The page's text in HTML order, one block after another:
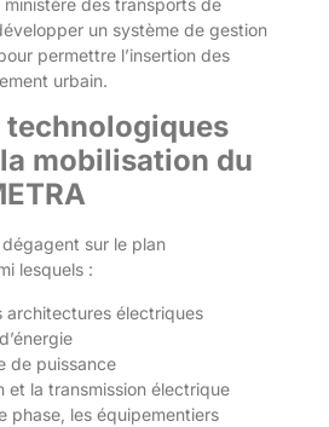
ministère des transports de
un système de gestion
permettre l’insertion des
urbain.
technologiques
mobilisation du
sur le plan
lesquels :
architectures électriques
de puissance
et la transmission électrique
phase, les équipementiers